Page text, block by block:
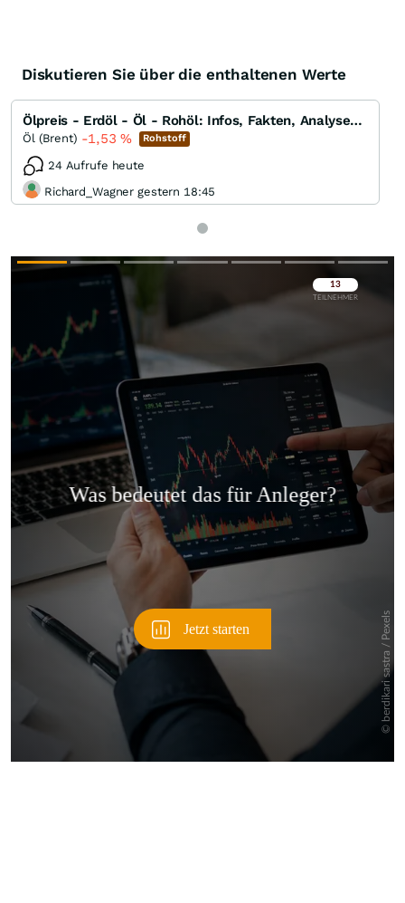
Diskutieren Sie über die enthaltenen Werte
Ölpreis - Erdöl - Öl - Rohöl: Infos, Fakten, Analysen, Charts und Ausblick
Öl (Brent) -1,53 % Rohstoff
24 Aufrufe heute
Richard_Wagner gestern 18:45
Überspringen